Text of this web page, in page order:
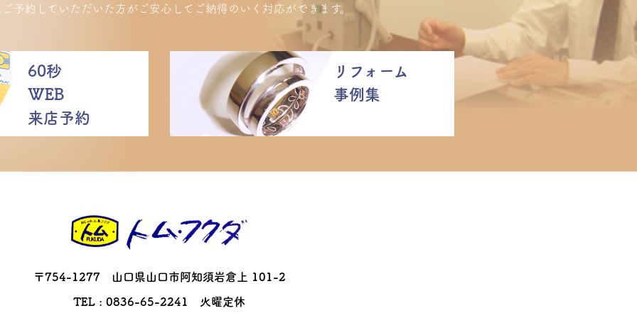
予約していただいた方がご安心してご納得のいく対応ができます。
60秒
WEB
来店予約
リフォーム
事例集
〒754-1277 山口県山口市阿知須岩倉上 101-2
TEL : 0836-65-2241 火曜定休